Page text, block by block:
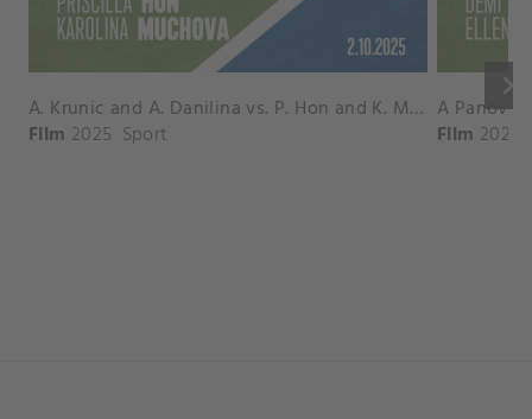
keyboard_arrow_right
A. Krunic and A. Danilina vs. P. Hon and K. Muchova Match Highlights - BEIJING_Capital Group Diamond ( October 02, 2025)
Film 2025 Sport Film 2026